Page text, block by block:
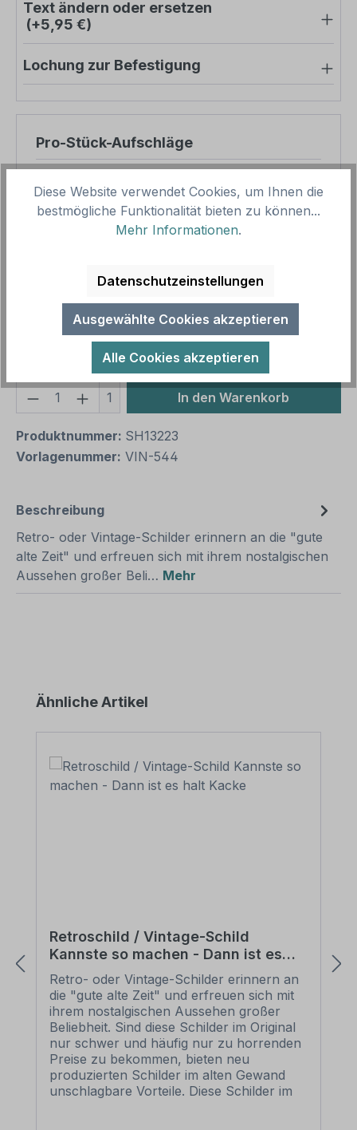
Text ändern oder ersetzen
(+5,95 €)
Lochung zur Befestigung
Pro-Stück-Aufschläge
Zwischensumme
10,95 €
Gesamtpreis
Preise inkl. MwSt. zzgl. Versandkosten
Aufgrund von Neuberechnungen im Warenkorb sind
abweichende Endpreise möglich.
Produkt Anzahl: Gib den gewünschten
1 In den Warenkorb
Produktnummer: SH13223
Vorlagenummer: VIN-544
Beschreibung
Retro- oder Vintage-Schilder erinnern an die "gute
alte Zeit" und erfreuen sich mit ihrem nostalgischen
Aussehen großer Beli… Mehr
Produktgalerie überspringen
Ähnliche Artikel
Retroschild / Vintage-Schild
Kannste so machen - Dann ist es
halt Kacke
Retro- oder Vintage-Schilder erinnern an
die "gute alte Zeit" und erfreuen sich mit
ihrem nostalgischen Aussehen großer
Beliebheit. Sind diese Schilder im Original
nur schwer und häufig nur zu horrenden
Preise zu bekommen, bieten neu
produzierten Schilder im alten Gewand
unschlagbare Vorteile. Diese Schilder im
Diese Website verwendet Cookies, um Ihnen die
bestmögliche Funktionalität bieten zu können...
Mehr Informationen.
Datenschutzeinstellungen
Ausgewählte Cookies akzeptieren
Alle Cookies akzeptieren